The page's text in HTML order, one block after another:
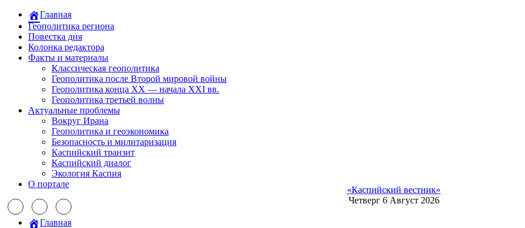
Главная
Геополитика региона
Повестка дня
Колонка редактора
Факты и материалы
Классическая геополитика
Геополитика после Второй мировой войны
Геополитика конца XX — начала XXI вв.
Геополитика третьей волны
Актуальные проблемы
Вокруг Ирана
Геополитика и геоэкономика
Безопасность и милитаризация
Каспийский транзит
Каспийский диалог
Экология Каспия
О портале
«Каспийский вестник»
Четверг 6 Август 2026
Главная